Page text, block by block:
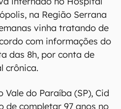
na Região Serrana
vinha tratando de
com informações do
das 8h, por conta de
crônica.
Vale do Paraíba (SP), Cid
de completar 97 anos no